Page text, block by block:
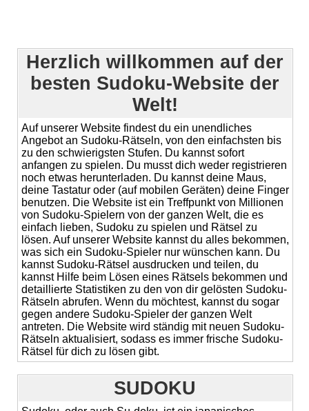
Herzlich willkommen auf der
besten Sudoku-Website der
Welt!
Auf unserer Website findest du ein unendliches
Angebot an Sudoku-Rätseln, von den einfachsten bis
zu den schwierigsten Stufen. Du kannst sofort
anfangen zu spielen. Du musst dich weder registrieren
noch etwas herunterladen. Du kannst deine Maus,
deine Tastatur oder (auf mobilen Geräten) deine Finger
benutzen. Die Website ist ein Treffpunkt von Millionen
von Sudoku-Spielern von der ganzen Welt, die es
einfach lieben, Sudoku zu spielen und Rätsel zu
lösen. Auf unserer Website kannst du alles bekommen,
was sich ein Sudoku-Spieler nur wünschen kann. Du
kannst Sudoku-Rätsel ausdrucken und teilen, du
kannst Hilfe beim Lösen eines Rätsels bekommen und
detaillierte Statistiken zu den von dir gelösten Sudoku-
Rätseln abrufen. Wenn du möchtest, kannst du sogar
gegen andere Sudoku-Spieler der ganzen Welt
antreten. Die Website wird ständig mit neuen Sudoku-
Rätseln aktualisiert, sodass es immer frische Sudoku-
Rätsel für dich zu lösen gibt.
SUDOKU